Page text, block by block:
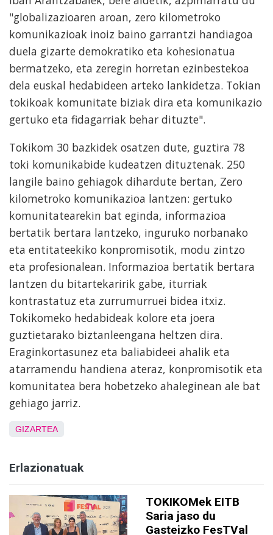
"globalizazioaren aroan, zero kilometroko
komunikazioak inoiz baino garrantzi handiagoa
duela gizarte demokratiko eta kohesionatua
bermatzeko, eta zeregin horretan ezinbestekoa
dela euskal hedabideen arteko lankidetza. Tokian
tokikoak komunitate biziak dira eta komunikazio
gertuko eta fidagarriak behar dituzte".
Tokikom 30 bazkidek osatzen dute, guztira 78
toki komunikabide kudeatzen dituztenak. 250
langile baino gehiagok dihardute bertan, Zero
kilometroko komunikazioa lantzen: gertuko
komunitatearekin bat eginda, informazioa
bertatik bertara lantzeko, inguruko norbanako
eta entitateekiko konpromisotik, modu zintzo
eta profesionalean. Informazioa bertatik bertara
lantzen du bitartekaririk gabe, iturriak
kontrastatuz eta zurrumurruei bidea itxiz.
Tokikomeko hedabideak kolore eta joera
guztietarako biztanleengana heltzen dira.
Eraginkortasunez eta baliabideei ahalik eta
atarramendu handiena ateraz, konpromisotik eta
komunitatea bera hobetzeko ahaleginean ale bat
gehiago jarriz.
GIZARTEA
Erlazionatuak
TOKIKOMek EITB
Saria jaso du
Gasteizko FesTVal